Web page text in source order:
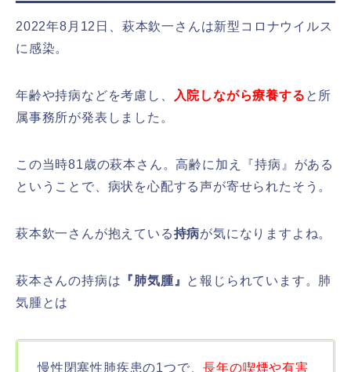
2022年8月12日、萩本欽一さんは新型コロナウイルス
に感染。
年齢や持病などを考慮し、 入院しながら療養する と所
属事務所が発表しました。
この当時81歳の萩本さん。高齢に加え『持病』がある
ということで、病状を心配する声が寄せられたそう。
萩本欽一さんが抱えている持病が気になりますよね。
萩本さんの持病は 『肺気腫』 と報じられています。肺
気腫とは
慢性閉塞性肺疾患の1つで、長年の喫煙や有害